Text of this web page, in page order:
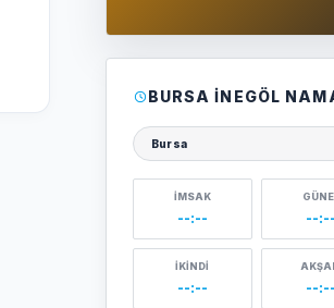
BURSA İNEGÖL
Şehir seçin
İMSAK
--:-- --:--
İKINDI
--:-- --:--